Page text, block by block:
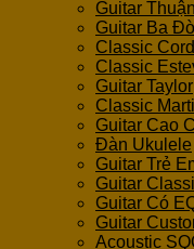
Guitar Thuận
Guitar Ba
Classic
Classic
Guitar Taylor
Classic
Guitar Cao
Đàn Ukulele
Guitar Trẻ
Guitar
Guitar Có
Guitar
Acoustic